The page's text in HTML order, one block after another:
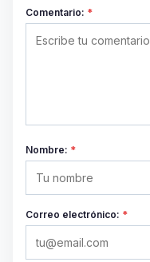
Comentario: *
Nombre: *
Correo electrónico: *